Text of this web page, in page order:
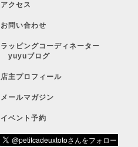
アクセス
お問い合わせ
ラッピングコーディネーター
yuyuブログ
店主プロフィール
メールマガジン
イベント予約